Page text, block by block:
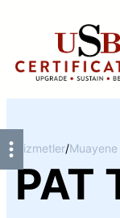
Hizmetler/
PAT